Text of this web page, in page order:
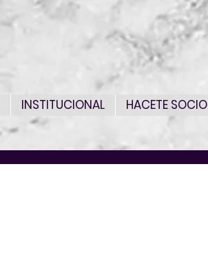
INSTITUCIONAL HACETE SOCIO